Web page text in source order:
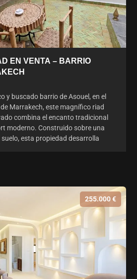
EN VENTA – BARRIO
y buscado barrio de Asouel, en el
Marrakech, este magnífico riad
combina el encanto tradicional
moderno. Construido sobre una
suelo, esta propiedad desarrolla
255.000 €